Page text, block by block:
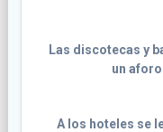
Las discotecas y
un
A los hoteles se